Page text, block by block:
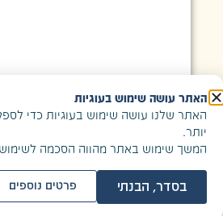
האתר עושה שימוש בעוגיות
האתר שלנו עושה שימוש בעוגיות כדי
יותר.
המשך שימוש באתר מהווה הסכמה לשימוש
בסדר, הבנתי פרטים נוספים